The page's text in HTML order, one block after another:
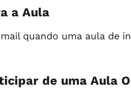
a Aula
quando uma aula de
de uma Aula